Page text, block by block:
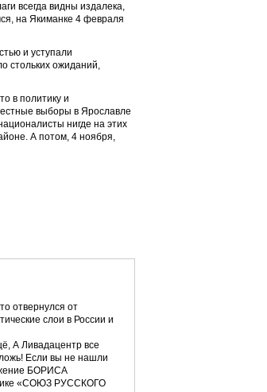
всегда видны издалека,
на Якиманке 4 февраля
и уступали
стольких ожиданий,
в политику и
выборы в Ярославле
нигде на этих
А потом, 4 ноября,
отвернулся от
слои в России и
А Ливадацентр все
Если вы не нашли
БОРИСА
«СОЮЗ РУССКОГО